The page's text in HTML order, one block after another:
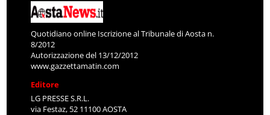
Quotidiano online Iscrizione al Tribunale di Aosta n.
8/2012
Autorizzazione del 13/12/2012
www.gazzettamatin.com
Editore
LG PRESSE S.R.L.
via Festaz, 52 11100 AOSTA